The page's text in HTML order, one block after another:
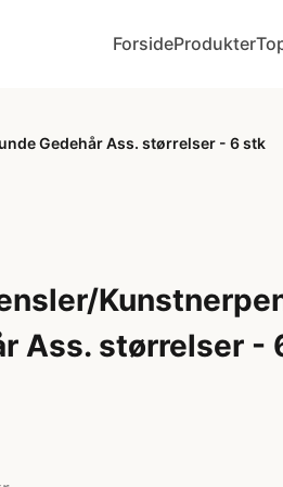
ForsideProdukter
Gedehår Ass. størrelser - 6 stk
Ass. størrelser -